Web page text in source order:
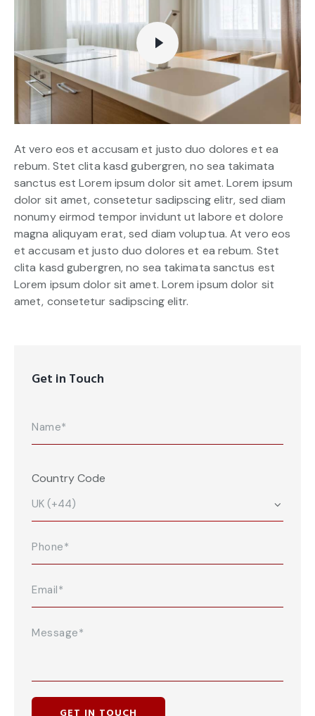
At vero eos et accusam et justo duo dolores et ea
rebum. Stet clita kasd gubergren, no sea takimata
sanctus est Lorem ipsum dolor sit amet. Lorem ipsum
dolor sit amet, consetetur sadipscing elitr, sed diam
nonumy eirmod tempor invidunt ut labore et dolore
magna aliquyam erat, sed diam voluptua. At vero eos
et accusam et justo duo dolores et ea rebum. Stet
clita kasd gubergren, no sea takimata sanctus est
Lorem ipsum dolor sit amet. Lorem ipsum dolor sit
amet, consetetur sadipscing elitr.
Get in Touch
Country Code